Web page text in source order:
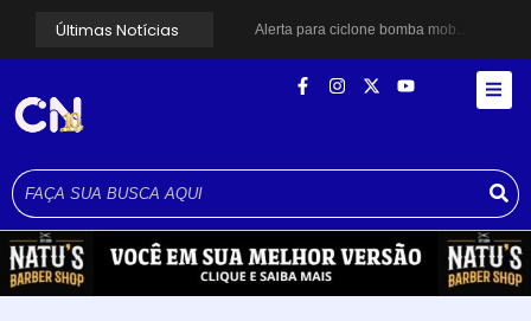
Últimas Notícias
Alerta para ciclone bomba mobiliza moradores de Cubatão após estragos causados por vendaval
Santos avança com proposta para municipalizar manutenção das calçadas
Cubatão orienta população sobre esquema vacinal contra sarampo e poliomielite
Pai e filho ficam feridos após se esfaquearem durante briga em Cubatão